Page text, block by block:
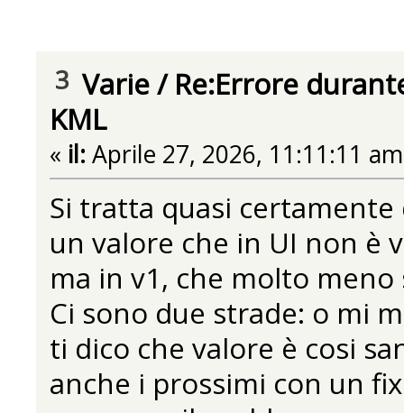
3 Varie/ Re:Errore
KML
« il: Aprile 27, 2026, 11:11:11
Si tratta quasi
un valore che in UI non è
ma in v1, che molto
Ci sono due strade: o mi
ti dico che valore è cosi
anche i prossimi con un